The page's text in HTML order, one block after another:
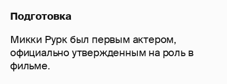
Подготовка
Микки Рурк был первым актером,
официально утвержденным на роль в
фильме.